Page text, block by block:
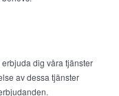
dig våra tjänster
av dessa tjänster